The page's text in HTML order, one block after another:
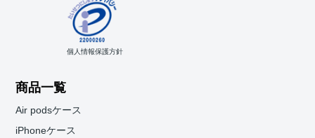
個人情報保護方針
商品一覧
Air podsケース
iPhoneケース